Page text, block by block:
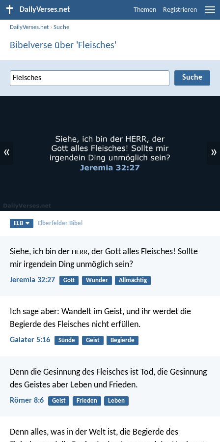
DailyVerses.net Themen Registrieren
DailyVerses.net ›Suche
Bibelverse über 'Fleisches'
« »
ELB Elberfelder Bibel
Siehe, ich bin der HERR, der Gott alles Fleisches! Sollte
mir irgendein Ding unmöglich sein?
Jeremia 32:27 Gott Wunder Allmächtig
Ich sage aber: Wandelt im Geist, und ihr werdet die
Begierde des Fleisches nicht erfüllen.
Galater 5:16 Sünde Geist Begierde
Denn die Gesinnung des Fleisches ist Tod, die Gesinnung
des Geistes aber Leben und Frieden.
Römer 8:6 Geist Frieden Leben
Denn alles, was in der Welt ist, die Begierde des